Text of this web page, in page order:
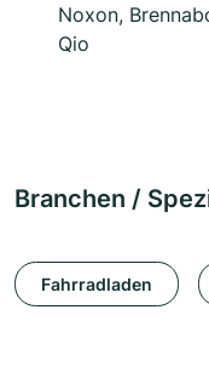
Noxon,
Qio
Branchen /
Fahrradladen